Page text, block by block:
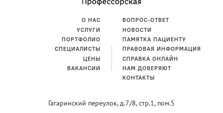
О НАС
УСЛУГИ
ПОРТФОЛИО
СПЕЦИАЛИСТЫ
ЦЕНЫ
ВАКАНСИИ
ВОПРОС-ОТВЕТ
НОВОСТИ
ПАМЯТКА ПАЦИЕНТУ
ПРАВОВАЯ ИНФОРМАЦИЯ
СПРАВКА ОНЛАЙН
НАМ ДОВЕРЯЮТ
КОНТАКТЫ
Гагаринский переулок, д.7/8, стр.1, пом.5